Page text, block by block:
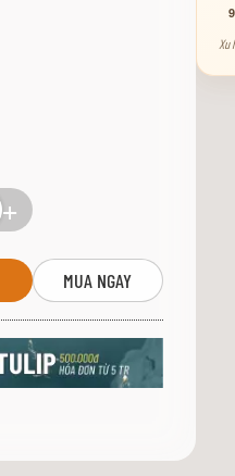
MUA NGAY
Xu